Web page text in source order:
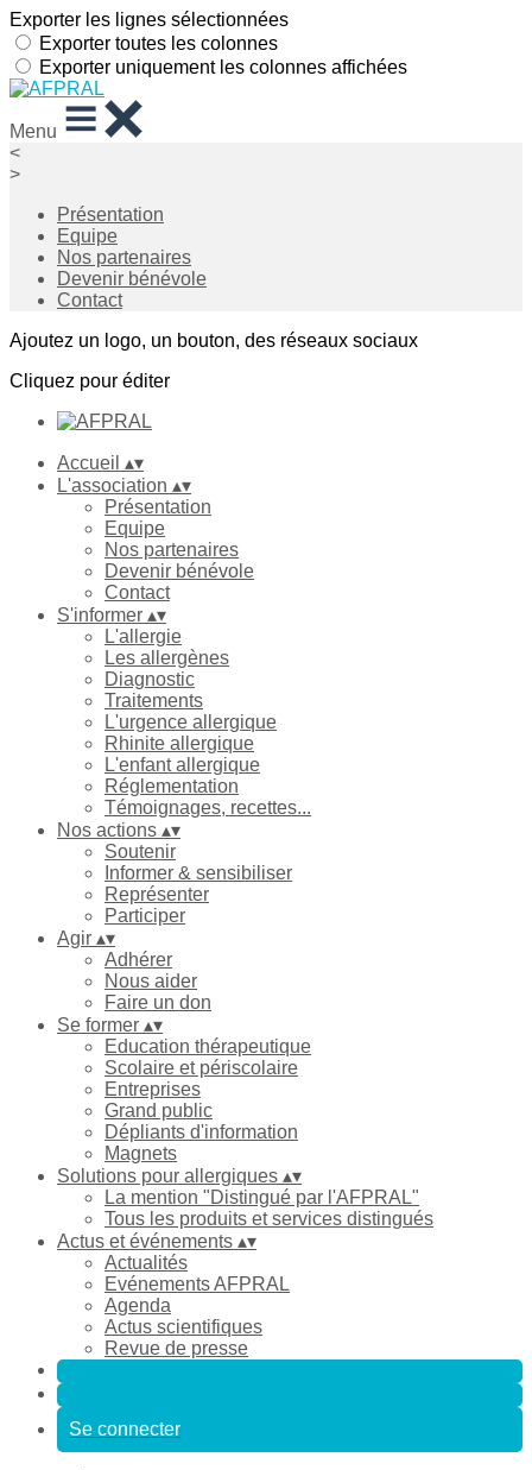
Exporter les lignes sélectionnées
Exporter toutes les colonnes
Exporter uniquement les colonnes affichées
Menu
<
>
Présentation
Equipe
Nos partenaires
Devenir bénévole
Contact
Ajoutez un logo, un bouton, des réseaux sociaux
Cliquez pour éditer
Accueil ▴▾
L'association ▴▾
Présentation
Equipe
Nos partenaires
Devenir bénévole
Contact
S'informer ▴▾
L'allergie
Les allergènes
Diagnostic
Traitements
L'urgence allergique
Rhinite allergique
L'enfant allergique
Réglementation
Témoignages, recettes...
Nos actions ▴▾
Soutenir
Informer & sensibiliser
Représenter
Participer
Agir ▴▾
Adhérer
Nous aider
Faire un don
Se former ▴▾
Education thérapeutique
Scolaire et périscolaire
Entreprises
Grand public
Dépliants d'information
Magnets
Solutions pour allergiques ▴▾
La mention "Distingué par l'AFPRAL"
Tous les produits et services distingués
Actus et événements ▴▾
Actualités
Evénements AFPRAL
Agenda
Actus scientifiques
Revue de presse
Se connecter